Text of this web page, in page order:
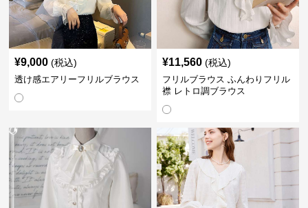
¥9,000 (税込)
透け感エアリーフリルブラウス
¥11,560 (税込)
フリルブラウス ふんわりフリル
襟 レトロ調ブラウス